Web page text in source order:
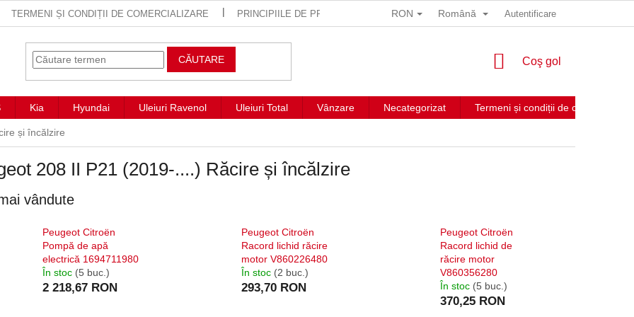
TERMENI ȘI CONDIȚII DE COMERCIALIZARE PRINCIPIILE DE PRELUCRARE A DATELOR CU CARACTER PERSONAL
RON Română Autentificare
CĂUTARE
COŞ
CUMPĂRĂTURI
Coş gol
Kia Hyundai Uleiuri Ravenol Uleiuri Total Vânzare Necategorizat Termeni și condiții de
și încălzire
208 II P21 (2019-....) Răcire și încălzire
vândute
Peugeot Citroën
Pompă de apă
electrică 1694711980
În stoc (5 buc.)
2 218,67 RON
Peugeot Citroën
Racord lichid răcire
motor V860226480
În stoc (2 buc.)
293,70 RON
Peugeot Citroën
Racord lichid de
răcire motor
V860356280
În stoc (5 buc.)
370,25 RON